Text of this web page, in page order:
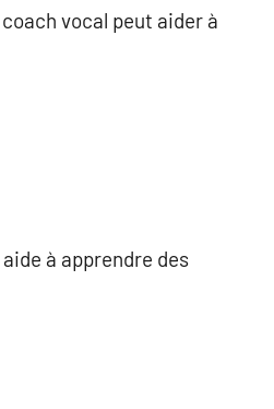
vocal peut aider à
à apprendre des